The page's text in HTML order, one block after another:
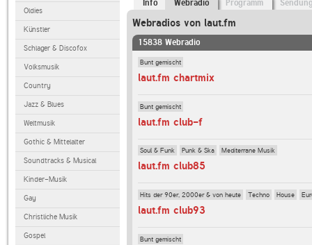
Oldies
Künstler
Schlager & Discofox
Volksmusik
Country
Jazz & Blues
Weltmusik
Gothic & Mittelalter
Soundtracks & Musical
Kinder-Musik
Gay
Christliche Musik
Gospel
Info Webradio Programm
Webradios von laut.fm
15838 Webradio
Bunt gemischt
laut.fm chartmix
Bunt gemischt
laut.fm club-f
Soul & Funk Punk & Ska Mediterrane Musik
laut.fm club85
Hits der 90er, 2000er & von heute Techno House
laut.fm club93
Bunt gemischt